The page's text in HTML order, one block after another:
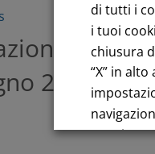
2015.
di tutti i
i tuoi
chiusura
“X” in